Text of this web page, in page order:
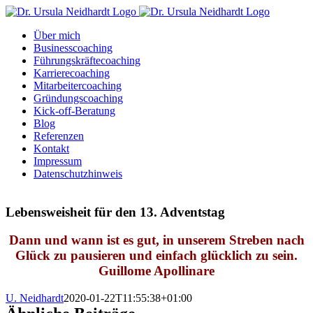
Zum
springenÜber mich
Businesscoaching
Führungskräftecoaching
Karrierecoaching
Mitarbeitercoaching
Gründungscoaching
Kick-off-Beratung
Blog
Referenzen
Kontakt
Impressum
Datenschutzhinweis
Lebensweisheit für den 13. Adventstag
Dann und wann ist es gut, in unserem Streben nach
Glück zu pausieren und einfach glücklich zu sein.
Guillome Apollinare
U. Neidhardt2020-01-22T11:55:38+01:00